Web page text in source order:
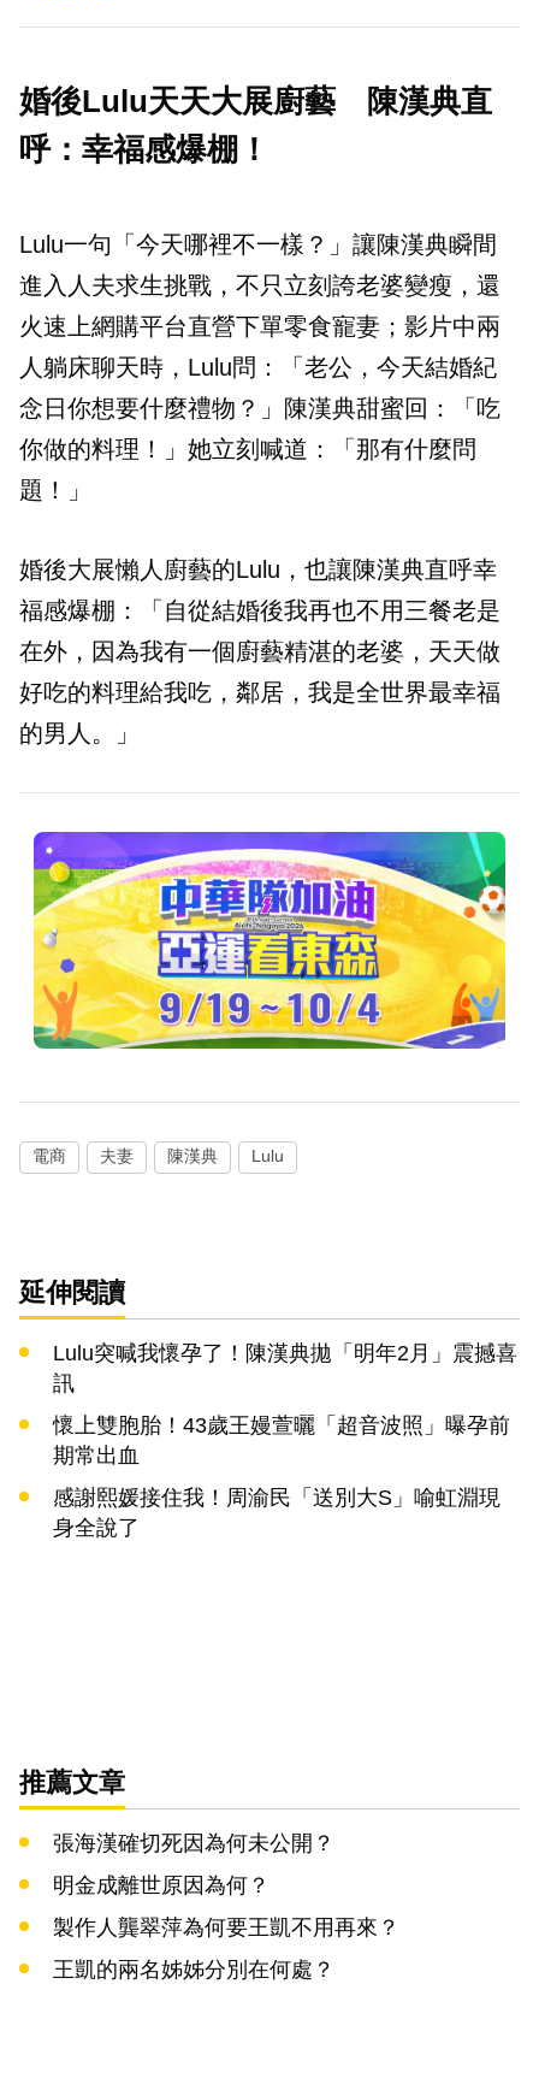
婚後Lulu天天大展廚藝 陳漢典直
呼：幸福感爆棚！
Lulu一句「今天哪裡不一樣？」讓陳漢典瞬間
進入人夫求生挑戰，不只立刻誇老婆變瘦，還
火速上網購平台直營下單零食寵妻；影片中兩
人躺床聊天時，Lulu問：「老公，今天結婚紀
念日你想要什麼禮物？」陳漢典甜蜜回：「吃
你做的料理！」她立刻喊道：「那有什麼問
題！」
婚後大展懶人廚藝的Lulu，也讓陳漢典直呼幸
福感爆棚：「自從結婚後我再也不用三餐老是
在外，因為我有一個廚藝精湛的老婆，天天做
好吃的料理給我吃，鄰居，我是全世界最幸福
的男人。」
電商 夫妻 陳漢典 Lulu
延伸閱讀
Lulu突喊我懷孕了！陳漢典拋「明年2月」震撼喜
訊
懷上雙胞胎！43歲王嫚萱曬「超音波照」曝孕前
期常出血
感謝熙媛接住我！周渝民「送別大S」喻虹淵現
身全說了
推薦文章
張海漢確切死因為何未公開？
明金成離世原因為何？
製作人龔翠萍為何要王凱不用再來？
王凱的兩名姊姊分別在何處？